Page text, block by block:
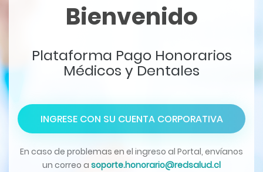
Bienvenido
Plataforma Pago Honorarios
Médicos y Dentales
INGRESE CON SU CUENTA CORPORATIVA
En caso de problemas en el ingreso al Portal, envíanos
un correo a soporte.honorario@redsalud.cl